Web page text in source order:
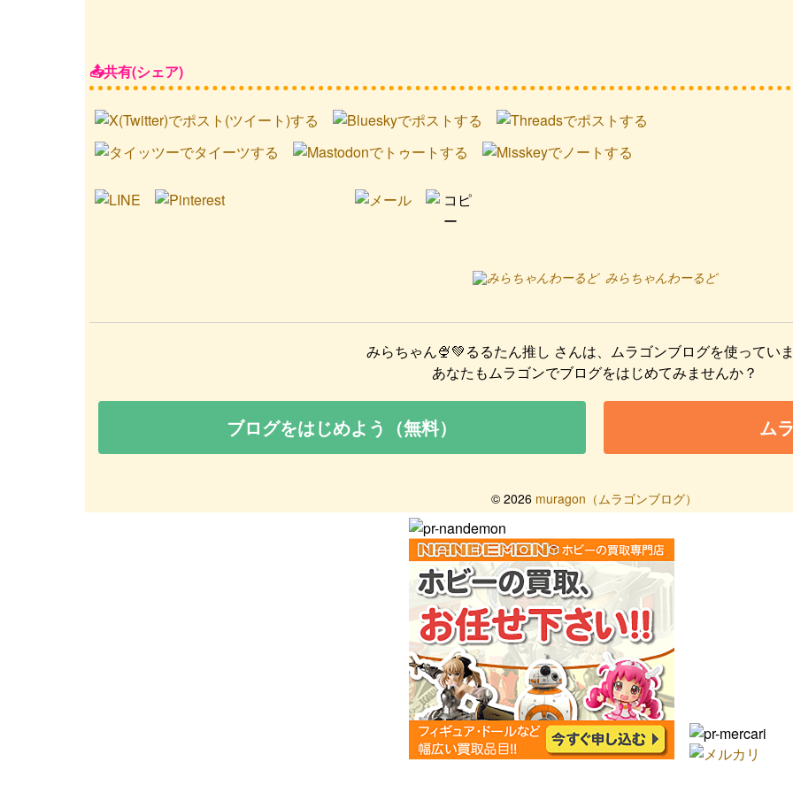
共有(シェア)
みらちゃんわーるど
みらちゃん🍨💚るるたん推し さんは、ムラゴンブログを使ってい
あなたもムラゴンでブログをはじめてみませんか？
ブログをはじめよう（無料） ム
©2026 muragon（ムラゴンブログ）